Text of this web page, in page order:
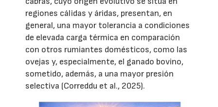
regiones cálidas y áridas, presentan, en
general, una mayor tolerancia a condiciones
de elevada carga térmica en comparación
con otros rumiantes domésticos, como las
ovejas y, especialmente, el ganado bovino,
sometido, además, a una mayor presión
selectiva (Correddu et al., 2025).